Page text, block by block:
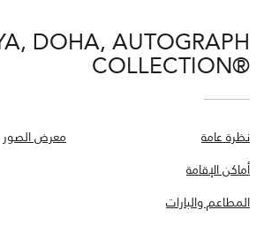
DOHA, AUTOGRAPH
COLLECTION®
نظرة عامة
أماكن الإقامة
المطاعم والبارات
معرض الصور